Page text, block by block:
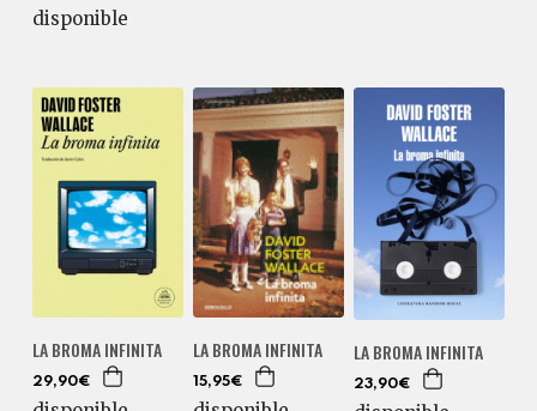
disponible
LA BROMA INFINITA
29,90€
LA BROMA INFINITA
15,95€
LA BROMA INFINITA
23,90€